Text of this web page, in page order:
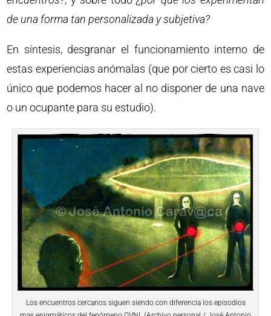
de una forma tan personalizada y subjetiva?
En síntesis, desgranar el funcionamiento interno de
estas experiencias anómalas (que por cierto es casi lo
único que podemos hacer al no disponer de una nave
o un ocupante para su estudio).
Los encuentros cercanos siguen siendo con diferencia los episodios